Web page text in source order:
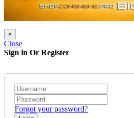
×
Close
Sign in Or Register
Forgot your password?